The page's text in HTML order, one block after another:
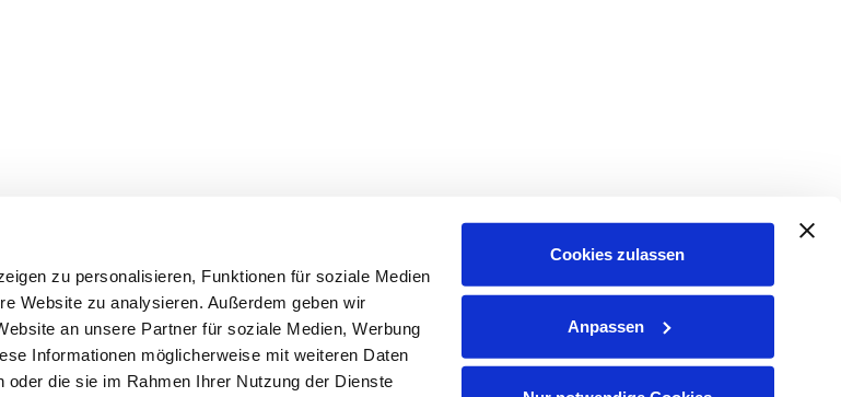
zu personalisieren, Funktionen für soziale Medien
Website zu analysieren. Außerdem geben wir
an unsere Partner für soziale Medien, Werbung
Informationen möglicherweise mit weiteren Daten
die sie im Rahmen Ihrer Nutzung der Dienste
Cookies zulassen
Anpassen